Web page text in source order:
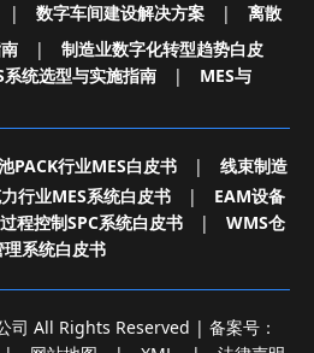
| 数字车间建设解决方案 |
离散
|
制造业数字化转型趋势白皮
系统选型与实施指南 |
MES与
PACK行业MES白皮书 |
线束制造
行业MES系统白皮书 |
EAM设备
程控制SPC系统白皮书 |
WMS仓
理系统白皮书
司 All Rights Reserved | 备案号：